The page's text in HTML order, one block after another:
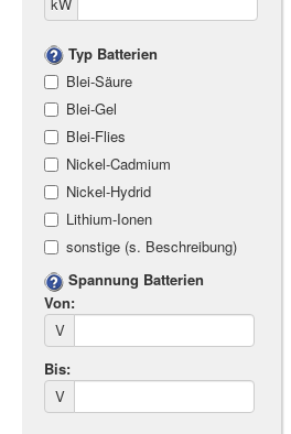
Typ Batterien
Blei-Säure
Blei-Gel
Blei-Flies
Nickel-Cadmium
Nickel-Hydrid
Lithium-Ionen
sonstige (s. Beschreibung)
Spannung Batterien
Von:
V
Bis:
V